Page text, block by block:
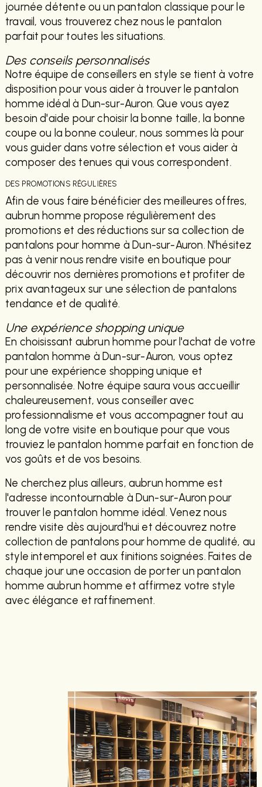
journée détente ou un pantalon classique pour le
travail, vous trouverez chez nous le pantalon
parfait pour toutes les situations.
Des conseils personnalisés
Notre équipe de conseillers en style se tient à votre
disposition pour vous aider à trouver le pantalon
homme idéal à Dun-sur-Auron. Que vous ayez
besoin d'aide pour choisir la bonne taille, la bonne
coupe ou la bonne couleur, nous sommes là pour
vous guider dans votre sélection et vous aider à
composer des tenues qui vous correspondent.
DES PROMOTIONS RÉGULIÈRES
Afin de vous faire bénéficier des meilleures offres,
aubrun homme propose régulièrement des
promotions et des réductions sur sa collection de
pantalons pour homme à Dun-sur-Auron. N'hésitez
pas à venir nous rendre visite en boutique pour
découvrir nos dernières promotions et profiter de
prix avantageux sur une sélection de pantalons
tendance et de qualité.
Une expérience shopping unique
En choisissant aubrun homme pour l'achat de votre
pantalon homme à Dun-sur-Auron, vous optez
pour une expérience shopping unique et
personnalisée. Notre équipe saura vous accueillir
chaleureusement, vous conseiller avec
professionnalisme et vous accompagner tout au
long de votre visite en boutique pour que vous
trouviez le pantalon homme parfait en fonction de
vos goûts et de vos besoins.
Ne cherchez plus ailleurs, aubrun homme est
l'adresse incontournable à Dun-sur-Auron pour
trouver le pantalon homme idéal. Venez nous
rendre visite dès aujourd'hui et découvrez notre
collection de pantalons pour homme de qualité, au
style intemporel et aux finitions soignées. Faites de
chaque jour une occasion de porter un pantalon
homme aubrun homme et affirmez votre style
avec élégance et raffinement.